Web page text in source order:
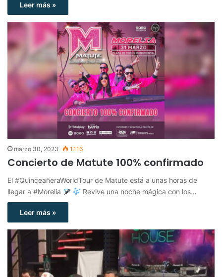
Leer más »
marzo 30, 2023 1.116
Concierto de Matute 100% confirmado
El #QuinceañeraWorldTour de Matute está a unas horas de
llegar a #Morelia
Revive una noche mágica con los…
Leer más »